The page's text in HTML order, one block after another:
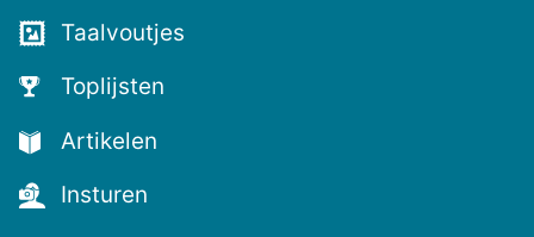
Taalvoutjes
Toplijsten
Artikelen
Insturen